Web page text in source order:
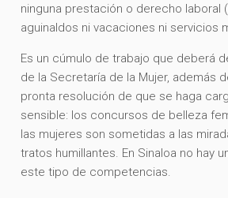
ninguna prestación o derecho laboral
aguinaldos ni vacaciones ni servicios
Es un cúmulo de trabajo que deberá
de la Secretaría de la Mujer, además
pronta resolución de que se haga
sensible: los concursos de belleza
las mujeres son sometidas a las
tratos humillantes. En Sinaloa no hay
este tipo de competencias.